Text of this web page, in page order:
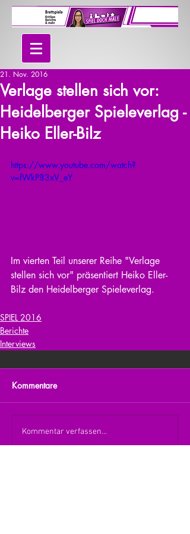
Verlage stellen sich vor:
Heidelberger Spieleverlag -
Heiko Eller-Bilz
21. Nov. 2016
https://www.youtube.com/watch?
v=fWkP83xV_eY
Im vierten Teil unserer Reihe "Verlage
stellen sich vor" präsentiert Heiko Eller-
Bilz den Heidelberger Spieleverlag.
SPIEL 2016
Berichte
Interviews
Kommentare
Kommentar verfassen...